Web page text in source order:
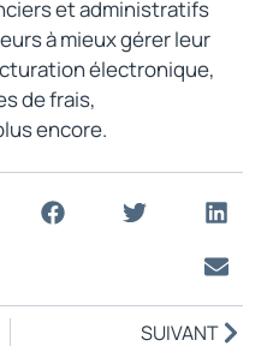
et administratifs
à mieux gérer leur
électronique,
de frais,
encore.
SUIVANT